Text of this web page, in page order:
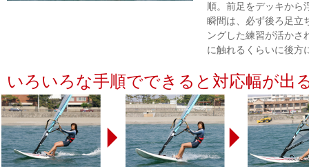
順。前足をデッキから
瞬間は、必ず後ろ足立
ングした練習が活かさ
に触れるくらいに後方
いろいろな手順でできると対応幅が出